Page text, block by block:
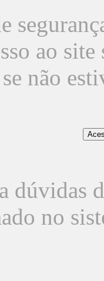
ao
não
dúvidas
no